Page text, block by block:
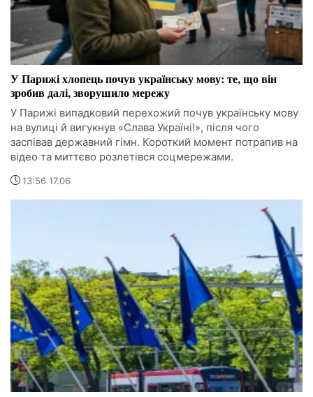
У Парижі хлопець почув українську мову: те, що він
зробив далі, зворушило мережу
У Парижі випадковий перехожий почув українську мову
на вулиці й вигукнув «Слава Україні!», після чого
заспівав державний гімн. Короткий момент потрапив на
відео та миттєво розлетівся соцмережами.
13:56 17.06